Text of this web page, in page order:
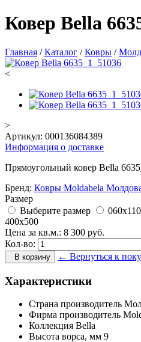
Ковер Bella
Главная / Каталог / Ковры /
<
>
Артикул: 000136084389
Информация о доставке
Прямоугольный ковер Bella
Бренд: Ковры Moldabela
Размер
Выберите размер
060x110
400x500
Цена за кв.м.: 8 300 руб.
Кол-во:
В корзину ← Вернуться к
Характеристики
Страна производитель
Фирма производитель
Коллекция Bella
Высота ворса, мм 9